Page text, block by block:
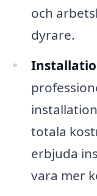
och
dyrare.
totala
erbjuda
vara mer